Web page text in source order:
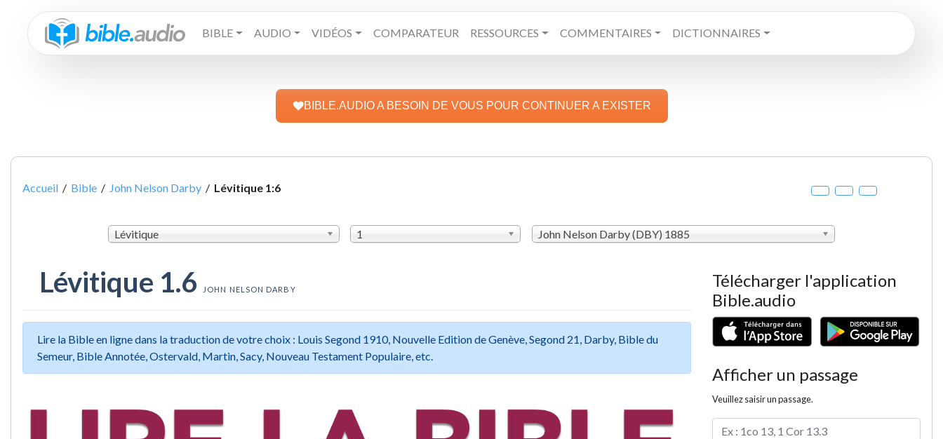
BIBLE AUDIO VIDÉOS COMPARATEUR RESSOURCES COMMENTAIRES DICTIONNAIRES
BIBLE.AUDIO A BESOIN DE VOUS POUR CONTINUER A EXISTER
Accueil / Bible / John Nelson Darby / Lévitique 1:6
Lévitique 1 John Nelson Darby (DBY) 1885
Lévitique 1.6 JOHN NELSON DARBY
Lire la Bible en ligne dans la traduction de votre choix : Louis Segond 1910, Nouvelle Edition de Genève, Segond 21, Darby, Bible du
Semeur, Bible Annotée, Ostervald, Martin, Sacy, Nouveau Testament Populaire, etc.
Télécharger l'application
Bible.audio
Afficher un passage
Veuillez saisir un passage.